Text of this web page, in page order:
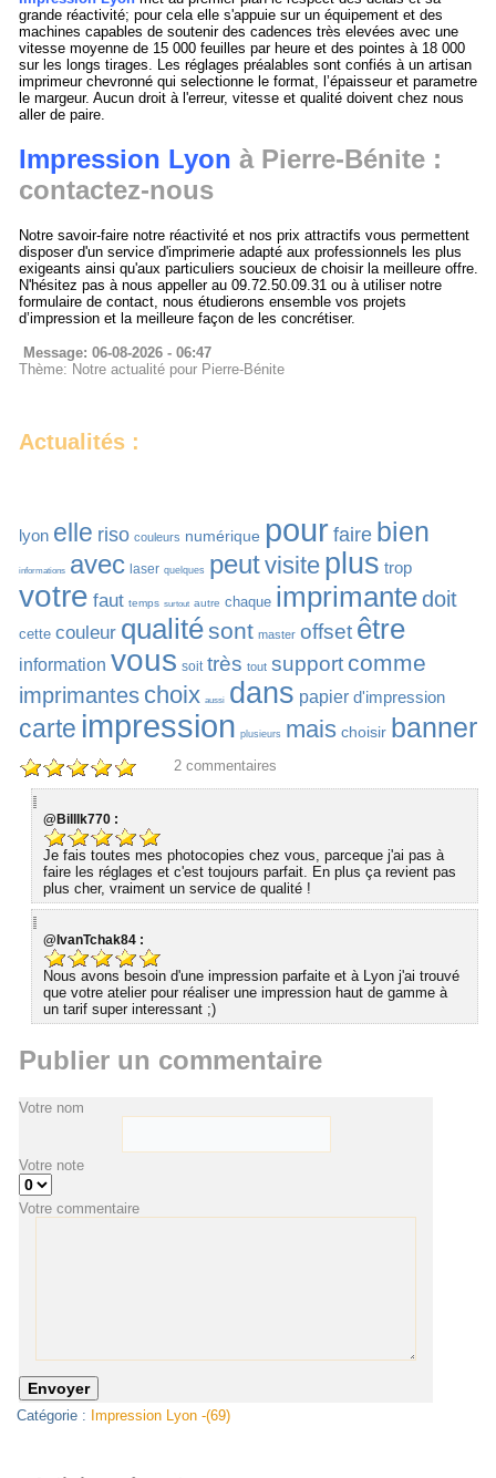
grande réactivité; pour cela elle s'appuie sur un équipement et des
machines capables de soutenir des cadences très elevées avec une
vitesse moyenne de 15 000 feuilles par heure et des pointes à 18 000
sur les longs tirages. Les réglages préalables sont confiés à un artisan
imprimeur chevronné qui selectionne le format, l’épaisseur et parametre
le margeur. Aucun droit à l'erreur, vitesse et qualité doivent chez nous
aller de paire.
Impression Lyon à Pierre-Bénite :
contactez-nous
Notre savoir-faire notre réactivité et nos prix attractifs vous permettent
disposer d'un service d'imprimerie adapté aux professionnels les plus
exigeants ainsi qu'aux particuliers soucieux de choisir la meilleure offre.
N'hésitez pas à nous appeller au 09.72.50.09.31 ou à utiliser notre
formulaire de contact, nous étudierons ensemble vos projets
d’impression et la meilleure façon de les concrétiser.
Message: 06-08-2026 - 06:47
Thème: Notre actualité pour Pierre-Bénite
Actualités :
lyon elle riso couleurs numérique pour faire bien
informations avec laser quelques peutvisite plus trop
votre faut temps surtout autre chaque imprimante doit
cette couleur qualitésont master offset être
information vous soit très tout support comme
imprimantes choix aussi dans papier d'impression
carte impression plusieurs mais choisir banner
2 commentaires
@BillIk770 :
Je fais toutes mes photocopies chez vous, parceque j'ai pas à
faire les réglages et c'est toujours parfait. En plus ça revient pas
plus cher, vraiment un service de qualité !
@IvanTchak84 :
Nous avons besoin d'une impression parfaite et à Lyon j'ai trouvé
que votre atelier pour réaliser une impression haut de gamme à
un tarif super interessant ;)
Publier un commentaire
Votre nom
Votre note
Votre commentaire
Catégorie : Impression Lyon -(69)